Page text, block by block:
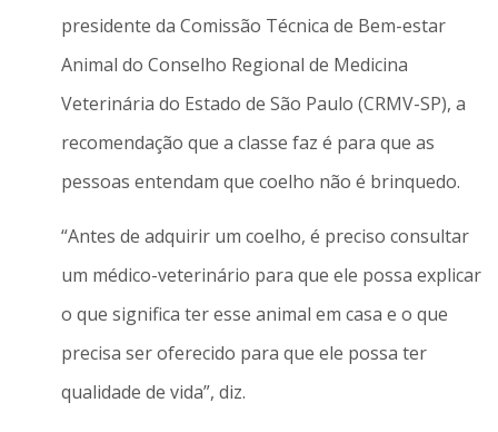
presidente da Comissão Técnica de Bem-estar
Animal do Conselho Regional de Medicina
Veterinária do Estado de São Paulo (CRMV-SP), a
recomendação que a classe faz é para que as
pessoas entendam que coelho não é brinquedo.
“Antes de adquirir um coelho, é preciso consultar
um médico-veterinário para que ele possa explicar
o que significa ter esse animal em casa e o que
precisa ser oferecido para que ele possa ter
qualidade de vida”, diz.